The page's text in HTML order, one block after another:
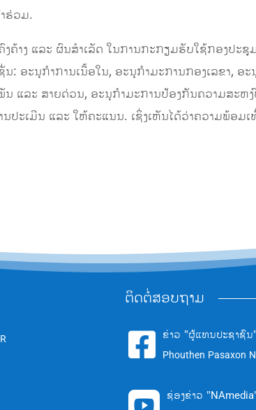
ຮ່ວມ.
ຄ້າງ ແລະ ຜົນສໍາເລັດ ໃນການກະກຽມຮັບໃຊ້ກອງປະ
ອະນຸກໍາການເນື້ອໃນ, ອະນຸກໍາມະການກອງເລຂາ, ອ
ນ ແລະ ສາຍດ່ວນ, ອະນຸກໍາມະການປ້ອງກັນຄວາມສະຫ
ະເມີນ ແລະ ໃຫ້ຄະແນນ. ເຊິ່ງເຫັນໄດ້ວ່າຄວາມພ້ອມເ
ຕິດຕໍ່ສອບຖາມ
 ຂ່າວ "ຜູ້ແທນປະຊາຊົນ"
Phouthen Pasaxon
ຊ່ອງຂ່າວ